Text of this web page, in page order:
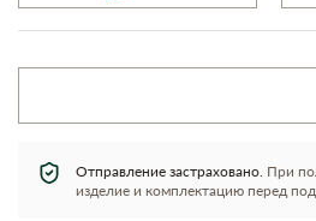
Отправление застраховано. При
изделие и комплектацию перед